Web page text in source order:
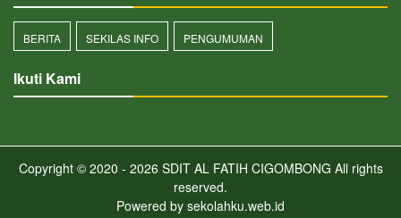
BERITA SEKILAS INFO PENGUMUMAN
Ikuti Kami
Copyright © 2020 - 2026 SDIT AL FATIH CIGOMBONG All rights
reserved.
Powered by sekolahku.web.id